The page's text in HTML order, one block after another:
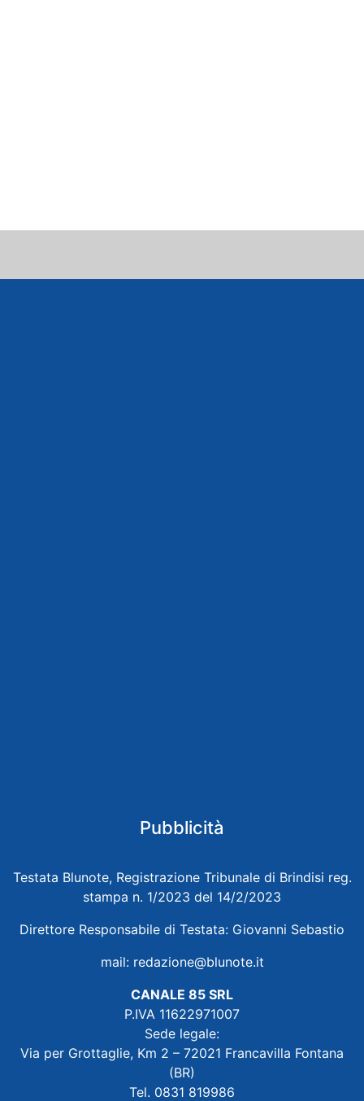
Pubblicità
Testata Blunote, Registrazione Tribunale di Brindisi reg.
stampa n. 1/2023 del 14/2/2023
Direttore Responsabile di Testata: Giovanni Sebastio
mail: redazione@blunote.it
CANALE 85 SRL
P.IVA 11622971007
Sede legale:
Via per Grottaglie, Km 2 – 72021 Francavilla Fontana
(BR)
Tel. 0831 819986